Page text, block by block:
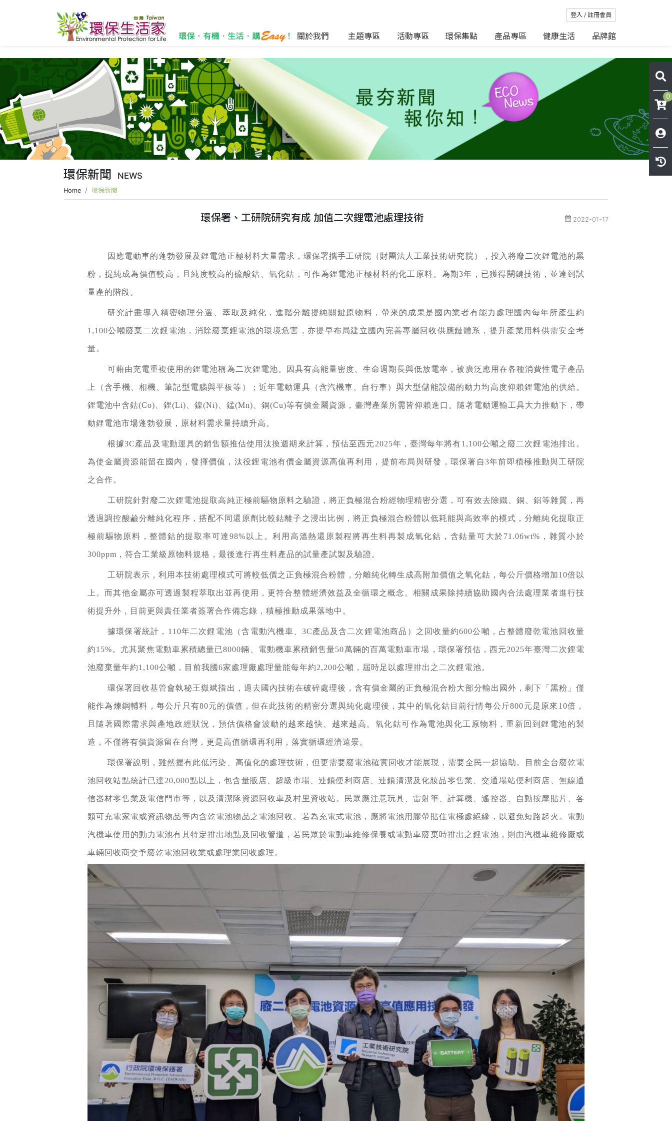
登入 / 註冊會員
關於我們 主題專區 活動專區 環保集點 產品專區 健康生活 品牌館
0
環保新聞 NEWS
Home 環保新聞
環保署、工研院研究有成 加值二次鋰電池處理技術 2022-01-17
因應電動車的蓬勃發展及鋰電池正極材料大量需求，環保署攜手工研院（財團法人工業技術研究院），投入將廢二次鋰電池的黑
粉，提純成為價值較高，且純度較高的硫酸鈷、氧化鈷，可作為鋰電池正極材料的化工原料。為期3年，已獲得關鍵技術，並達到試
量產的階段。
研究計畫導入精密物理分選、萃取及純化，進階分離提純關鍵原物料，帶來的成果是國內業者有能力處理國內每年所產生約
1,100公噸廢棄二次鋰電池，消除廢棄鋰電池的環境危害，亦提早布局建立國內完善專屬回收供應鏈體系，提升產業用料供需安全考
量。
可藉由充電重複使用的鋰電池稱為二次鋰電池。因具有高能量密度、生命週期長與低放電率，被廣泛應用在各種消費性電子產品
上（含手機、相機、筆記型電腦與平板等）；近年電動運具（含汽機車、自行車）與大型儲能設備的動力均高度仰賴鋰電池的供給。
鋰電池中含鈷(Co)、鋰(Li)、鎳(Ni)、錳(Mn)、銅(Cu)等有價金屬資源，臺灣產業所需皆仰賴進口。隨著電動運輸工具大力推動下，帶
動鋰電池市場蓬勃發展，原材料需求量持續升高。
根據3C產品及電動運具的銷售額推估使用汰換週期來計算，預估至西元2025年，臺灣每年將有1,100公噸之廢二次鋰電池排出。
為使金屬資源能留在國內，發揮價值，汰役鋰電池有價金屬資源高值再利用，提前布局與研發，環保署自3年前即積極推動與工研院
之合作。
工研院針對廢二次鋰電池提取高純正極前驅物原料之驗證，將正負極混合粉經物理精密分選，可有效去除鐵、銅、鋁等雜質，再
透過調控酸鹼分離純化程序，搭配不同還原劑比較鈷離子之浸出比例，將正負極混合粉體以低耗能與高效率的模式，分離純化提取正
極前驅物原料，整體鈷的提取率可達98%以上。利用高溫熱還原製程將再生料再製成氧化鈷，含鈷量可大於71.06wt%，雜質小於
300ppm，符合工業級原物料規格，最後進行再生料產品的試量產試製及驗證。
工研院表示，利用本技術處理模式可將較低價之正負極混合粉體，分離純化轉生成高附加價值之氧化鈷，每公斤價格增加10倍以
上。而其他金屬亦可透過製程萃取出並再使用，更符合整體經濟效益及全循環之概念。相關成果除持續協助國內合法處理業者進行技
術提升外，目前更與責任業者簽署合作備忘錄，積極推動成果落地中。
據環保署統計，110年二次鋰電池（含電動汽機車、3C產品及含二次鋰電池商品）之回收量約600公噸，占整體廢乾電池回收量
約15%。尤其聚焦電動車累積總量已8000輛、電動機車累積銷售量50萬輛的百萬電動車市場，環保署預估，西元2025年臺灣二次鋰電
池廢棄量年約1,100公噸，目前我國6家處理廠處理量能每年約2,200公噸，屆時足以處理排出之二次鋰電池。
環保署回收基管會執秘王嶽斌指出，過去國內技術在破碎處理後，含有價金屬的正負極混合粉大部分輸出國外，剩下「黑粉」僅
能作為煉鋼輔料，每公斤只有80元的價值，但在此技術的精密分選與純化處理後，其中的氧化鈷目前行情每公斤800元是原來10倍，
且隨著國際需求與產地政經狀況，預估價格會波動的越來越快、越來越高。氧化鈷可作為電池與化工原物料，重新回到鋰電池的製
造，不僅將有價資源留在台灣，更是高值循環再利用，落實循環經濟遠景。
環保署說明，雖然握有此低污染、高值化的處理技術，但更需要廢電池確實回收才能展現，需要全民一起協助。目前全台廢乾電
池回收站點統計已達20,000點以上，包含量販店、超級市場、連鎖便利商店、連鎖清潔及化妝品零售業、交通場站便利商店、無線通
信器材零售業及電信門市等，以及清潔隊資源回收車及村里資收站。民眾應注意玩具、雷射筆、計算機、遙控器、自動按摩貼片、各
類可充電家電或資訊物品等內含乾電池物品之電池回收。若為充電式電池，應將電池用膠帶貼住電極處絕緣，以避免短路起火。電動
汽機車使用的動力電池有其特定排出地點及回收管道，若民眾於電動車維修保養或電動車廢棄時排出之鋰電池，則由汽機車維修廠或
車輛回收商交予廢乾電池回收業或處理業回收處理。